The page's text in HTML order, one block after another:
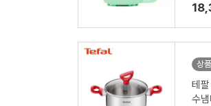
상
테
수